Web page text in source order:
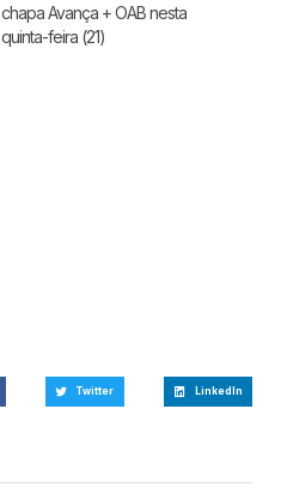
chapa Avança + OAB nesta
quinta-feira (21)
Twitter LinkedIn